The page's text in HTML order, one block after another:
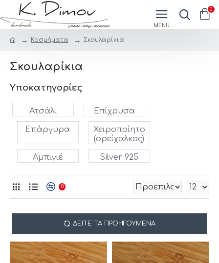
0
Κοσμήματα Σκουλαρίκια
Σκουλαρίκια
Υποκατηγορίες
Ατσάλι Επίχρυσα
Επάργυρα
Χειροποίητο
(ορείχαλκος)
Αμπιγιέ Silver 925
0
ΔΕΊΤΕ ΤΑ ΠΡΟΗΓΟΎΜΕΝΑ